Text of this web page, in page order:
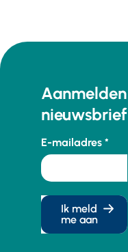
Aanmelden
nieuwsbrief
E-mailadres
Ik meld
me aan